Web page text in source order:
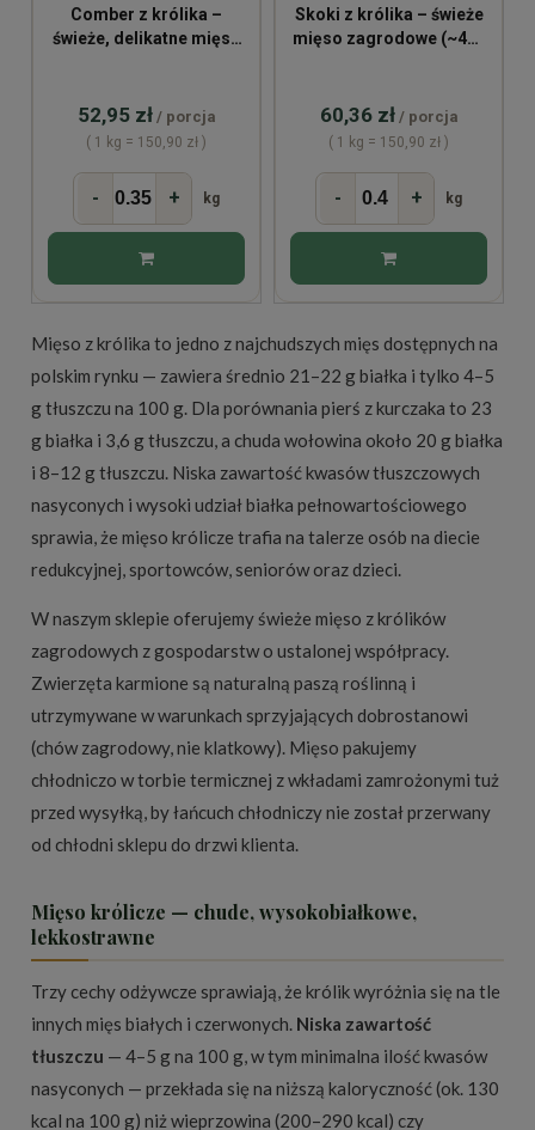
Comber z królika –
świeże, delikatne mięso
52,95 zł / porcja
( 1 kg = 150,90 zł )
- + kg
Skoki z królika – świeże
mięso zagrodowe (~400
60,36 zł / porcja
( 1 kg = 150,90 zł )
- + kg
Mięso z królika to jedno z najchudszych mięs dostępnych na
polskim rynku — zawiera średnio 21–22 g białka i tylko 4–5
g tłuszczu na 100 g. Dla porównania pierś z kurczaka to 23
g białka i 3,6 g tłuszczu, a chuda wołowina około 20 g białka
i 8–12 g tłuszczu. Niska zawartość kwasów tłuszczowych
nasyconych i wysoki udział białka pełnowartościowego
sprawia, że mięso królicze trafia na talerze osób na diecie
redukcyjnej, sportowców, seniorów oraz dzieci.
W naszym sklepie oferujemy świeże mięso z królików
zagrodowych z gospodarstw o ustalonej współpracy.
Zwierzęta karmione są naturalną paszą roślinną i
utrzymywane w warunkach sprzyjających dobrostanowi
(chów zagrodowy, nie klatkowy). Mięso pakujemy
chłodniczo w torbie termicznej z wkładami zamrożonymi tuż
przed wysyłką, by łańcuch chłodniczy nie został przerwany
od chłodni sklepu do drzwi klienta.
Mięso królicze — chude, wysokobiałkowe,
lekkostrawne
Trzy cechy odżywcze sprawiają, że królik wyróżnia się na tle
innych mięs białych i czerwonych. Niska zawartość
tłuszczu — 4–5 g na 100 g, w tym minimalna ilość kwasów
nasyconych — przekłada się na niższą kaloryczność (ok. 130
kcal na 100 g) niż wieprzowina (200–290 kcal) czy